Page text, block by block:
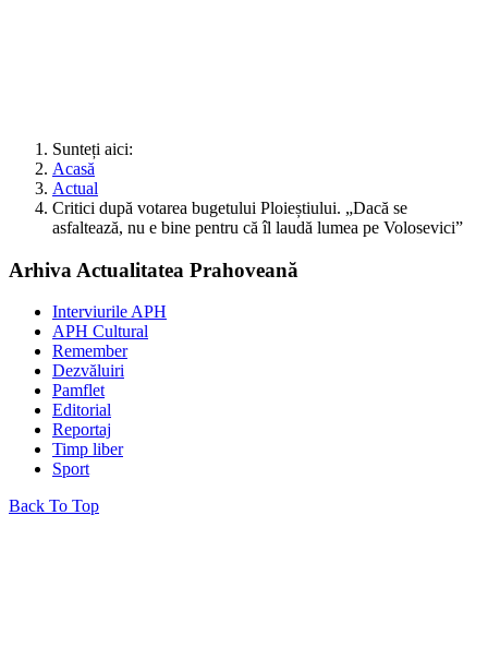
Sunteți aici:
Acasă
Actual
Critici după votarea bugetului Ploieștiului. „Dacă se
asfaltează, nu e bine pentru că îl laudă lumea pe Volosevici”
Arhiva Actualitatea Prahoveană
Interviurile APH
APH Cultural
Remember
Dezvăluiri
Pamflet
Editorial
Reportaj
Timp liber
Sport
Back To Top